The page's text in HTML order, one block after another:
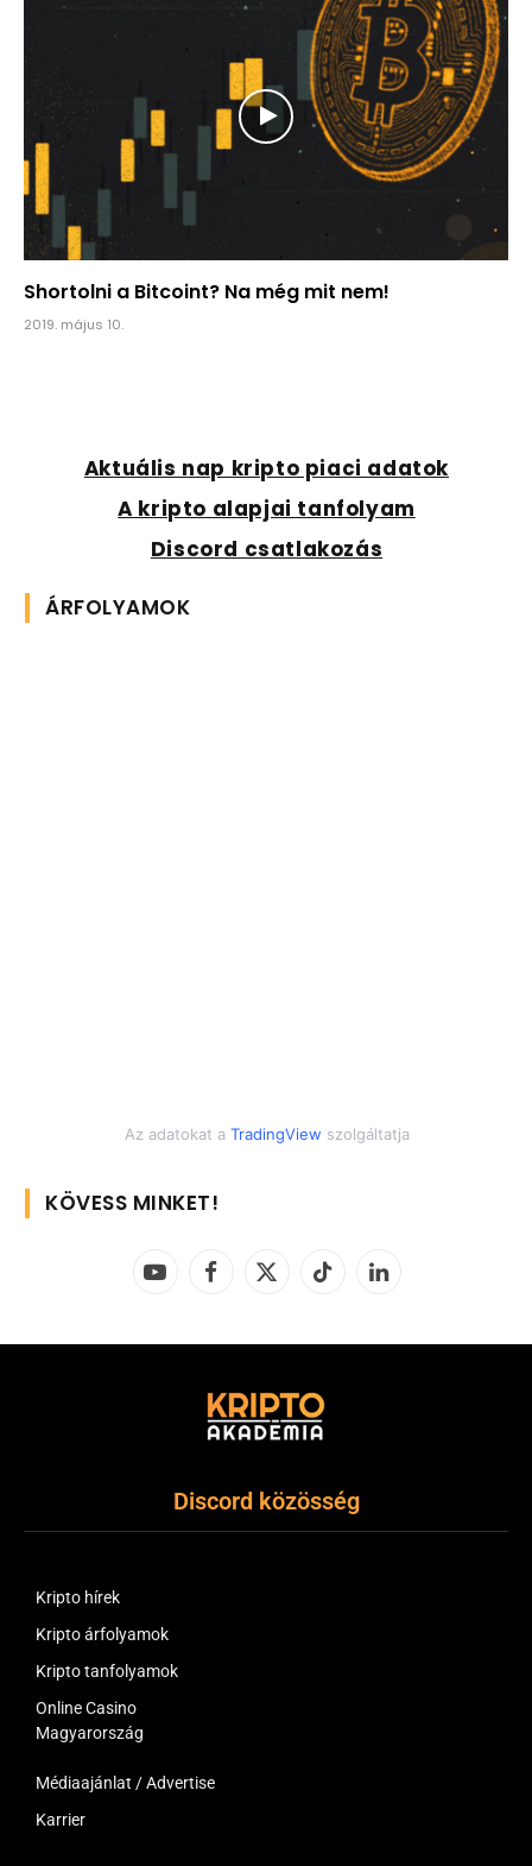
Shortolni a Bitcoint? Na még mit nem!
2019. május 10.
Aktuális nap kripto piaci adatok
A kripto alapjai tanfolyam
Discord csatlakozás
ÁRFOLYAMOK
Az adatokat a TradingView szolgáltatja
KÖVESS MINKET!
YouTubeFacebook
X
TikTok LinkedIn
Discord közösség
Kripto hírek
Kripto árfolyamok
Kripto tanfolyamok
Online Casino
Magyarország
Médiaajánlat / Advertise
Karrier